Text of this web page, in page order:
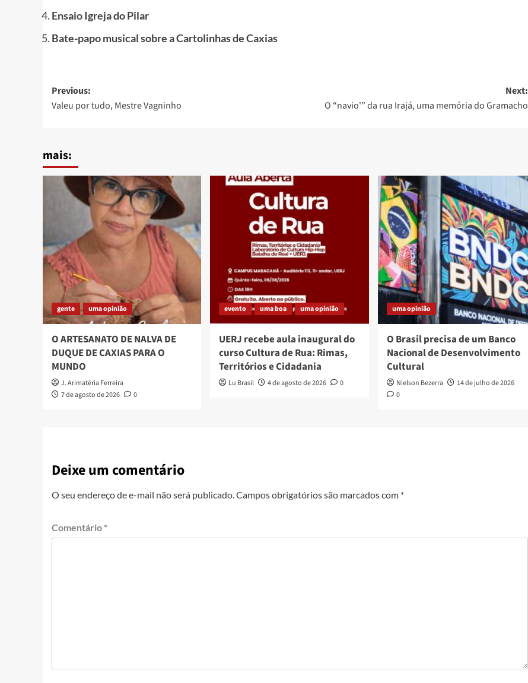
Ensaio Igreja do Pilar
Bate-papo musical sobre a Cartolinhas de Caxias
Post
navigation
Previous:
Valeu por tudo, Mestre Vagninho
Next:
O “navio'” da rua Irajá, uma memória do Gramacho
mais:
gente uma opinião
O ARTESANATO DE NALVA DE
DUQUE DE CAXIAS PARA O
MUNDO
J. Arimatéria Ferreira
7 de agosto de 2026
0
evento uma boa uma opinião
UERJ recebe aula inaugural do
curso Cultura de Rua: Rimas,
Territórios e Cidadania
Lu Brasil 4 de agosto de 2026 0
uma opinião
O Brasil precisa de um Banco
Nacional de Desenvolvimento
Cultural
Nielson Bezerra
14 de julho de 2026
0
Deixe um comentário
O seu endereço de e-mail não será publicado. Campos obrigatórios são marcados com *
Comentário *